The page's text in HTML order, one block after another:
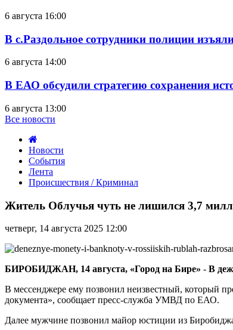
6 августа 16:00
В с.Раздольное сотрудники полиции
6 августа 14:00
В ЕАО обсудили стратегию сохранения
6 августа 13:00
Все новости
Новости
События
Лента
Происшествия / Криминал
Облучья
не
лишился
3,7
миллионов
рублей,
вовремя
обратился
полицию
Житель Облучья чуть не лишился 3,7
четверг, 14 августа 2025 12:00
БИРОБИДЖАН, 14 августа, «Город на Бире» - В
В мессенджере ему позвонил неизвестный, который
документа», сообщает пресс-служба УМВД по ЕАО.
Далее мужчине позвонил майор юстиции из